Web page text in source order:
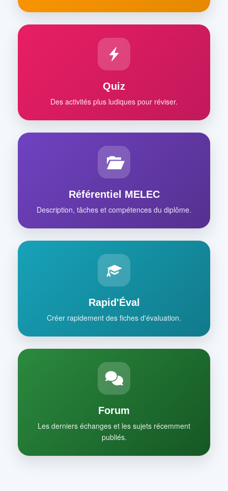
Quiz
Des activités plus ludiques pour réviser.
Référentiel MELEC
Description, tâches et compétences du diplôme.
Rapid'Éval
Créer rapidement des fiches d'évaluation.
Forum
Les derniers échanges et les sujets récemment
publiés.